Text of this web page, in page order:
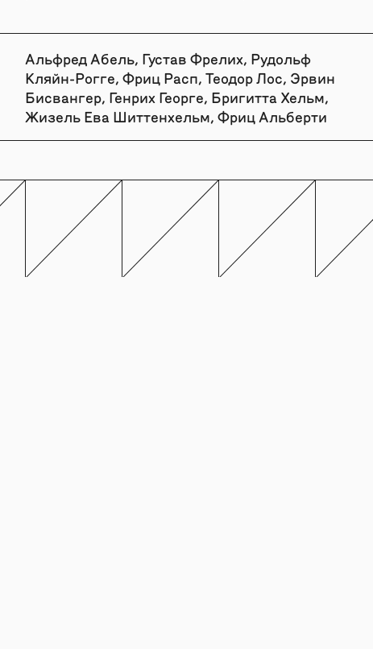
Альфред Абель, Густав Фрелих, Рудольф
Кляйн-Рогге, Фриц Расп, Теодор Лос, Эрвин
Бисвангер, Генрих Георге, Бригитта Хельм,
Жизель Ева Шиттенхельм, Фриц Альберти